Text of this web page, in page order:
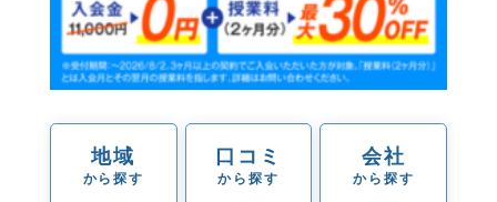
地域
から探す
口コミ
から探す
会社
から探す